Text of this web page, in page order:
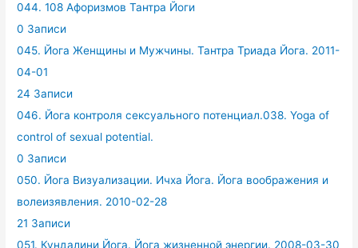
044. 108 Афоризмов Тантра Йоги
0 Записи
045. Йога Женщины и Мужчины. Тантра Триада Йога. 2011-
04-01
24 Записи
046. Йога контроля сексуального потенциал.038. Yoga of
control of sexual potential.
0 Записи
050. Йога Визуализации. Ичха Йога. Йога воображения и
волеизявления. 2010-02-28
21 Записи
051. Кундалини Йога. Йога жизненной энергии. 2008-03-30